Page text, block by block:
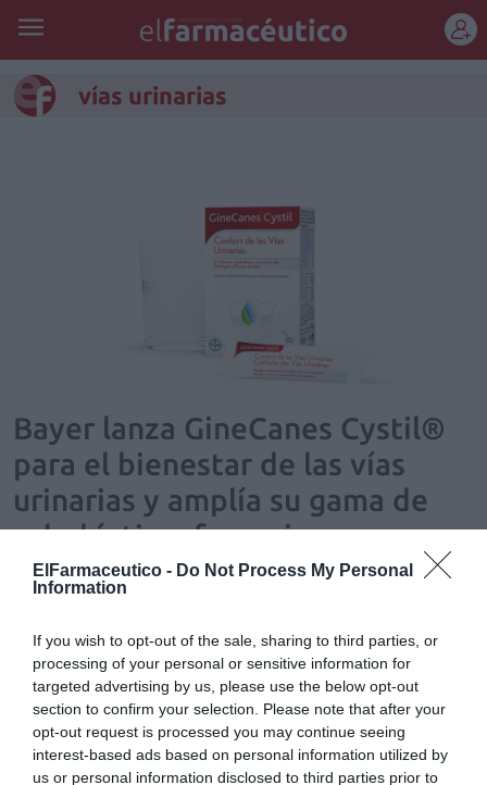
ElFarmaceutico - Do Not Process My Personal
Information
If you wish to opt-out of the sale, sharing to third parties, or
processing of your personal or sensitive information for
targeted advertising by us, please use the below opt-out
section to confirm your selection. Please note that after your
opt-out request is processed you may continue seeing
interest-based ads based on personal information utilized by
us or personal information disclosed to third parties prior to
vías urinarias
Bayer lanza GineCanes Cystil®
para el bienestar de las vías
urinarias y amplía su gama de
salud íntima femenina
Noticias y novedades Redacción
04/06/2026
El nuevo complemento alimenticio combina D-manosa, ingredientes
mujeres y niñas mayores de 12 años
Cistitis, una infección de alta
incidencia
Salud
María José Alonso Osorio
20/06/2019